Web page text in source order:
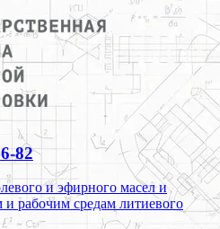
82
и эфирного масел и
и рабочим средам литиевого